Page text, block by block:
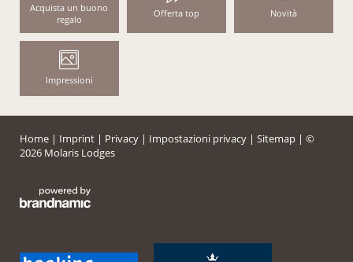
Acquista un buono
regalo
Offerta top Novità
Impressioni
Home | Imprint | Privacy | Impostazioni privacy | Sitemap | ©
2026 Molaris Lodges